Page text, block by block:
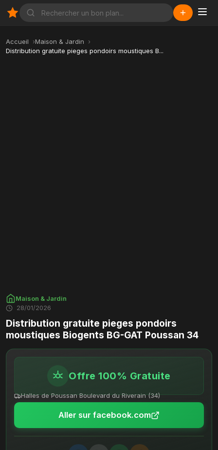
Accueil
Maison & Jardin
Distribution gratuite pieges pondoirs moustiques B...
Maison & Jardin
28/01/2026
Distribution gratuite pieges pondoirs
moustiques Biogents BG-GAT Poussan 34
Offre 100% Gratuite
Halles de Poussan Boulevard du Riverain (34)
Aller sur facebook.com